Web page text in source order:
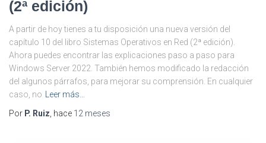
(2ª edición)
A partir de hoy tienes a tu disposición una nueva versión del
capítulo 10 del libro Sistemas Operativos en Red (2ª edición).
Ahora puedes encontrar las explicaciones paso a paso para
Windows Server 2022. También hemos modificado la redacción
del algunos párrafos, para mejorar su comprensión. En cualquier
caso, no Leer más…
Por P. Ruiz, hace 12 meses